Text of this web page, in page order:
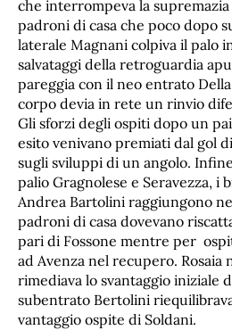
che interrompeva la
padroni di casa che poco dopo
laterale Magnani colpiva il palo
salvataggi della retroguardia
pareggia con il neo entrato
corpo devia in rete un rinvio
Gli sforzi degli ospiti dopo un
esito venivano premiati dal gol
sugli sviluppi di un angolo.
palio Gragnolese e Seravezza, i
Andrea Bartolini raggiungono
padroni di casa dovevano
pari di Fossone mentre per
ad Avenza nel recupero. Rosaia
rimediava lo svantaggio iniziale
subentrato Bertolini
vantaggio ospite di Soldani.